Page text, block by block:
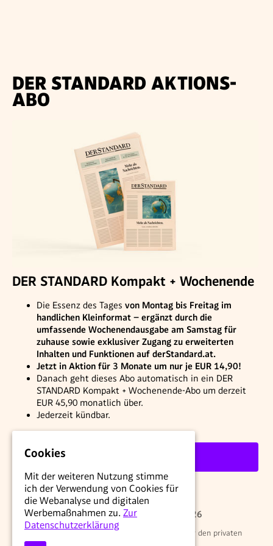
DER STANDARD AKTIONS-
ABO
DER STANDARD Kompakt + Wochenende
Die Essenz des Tages von Montag bis Freitag im
handlichen Kleinformat – ergänzt durch die
umfassende Wochenendausgabe am Samstag für
zuhause sowie exklusiver Zugang zu erweiterten
Inhalten und Funktionen auf derStandard.at.
Jetzt in Aktion für 3 Monate um nur je EUR 14,90!
Danach geht dieses Abo automatisch in ein DER
STANDARD Kompakt + Wochenende-Abo um derzeit
EUR 45,90 monatlich über.
Jederzeit kündbar.
© STANDARD Verlagsgesellschaft m.b.H. 2026
Alle Rechte vorbehalten. Nutzung ausschließlich für den privaten
Eigenbedarf.
Cookies
Mit der weiteren Nutzung stimme
ich der Verwendung von Cookies für
die Webanalyse und digitalen
Werbemaßnahmen zu. Zur
Datenschutzerklärung